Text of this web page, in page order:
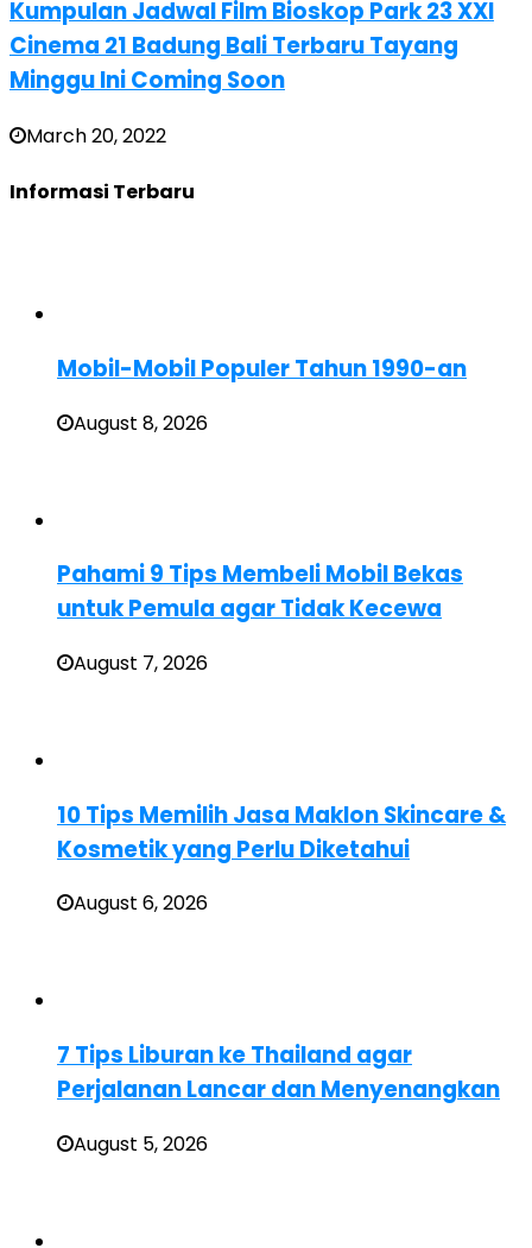
Kumpulan Jadwal Film Bioskop Park 23 XXI
Cinema 21 Badung Bali Terbaru Tayang
Minggu Ini Coming Soon
March 20, 2022
Informasi Terbaru
Mobil-Mobil Populer Tahun 1990-an
August 8, 2026
Pahami 9 Tips Membeli Mobil Bekas
untuk Pemula agar Tidak Kecewa
August 7, 2026
10 Tips Memilih Jasa Maklon Skincare &
Kosmetik yang Perlu Diketahui
August 6, 2026
7 Tips Liburan ke Thailand agar
Perjalanan Lancar dan Menyenangkan
August 5, 2026